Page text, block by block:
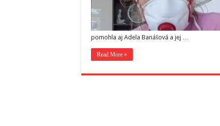
pomohla aj Adela Banášová a jej …
Read More »